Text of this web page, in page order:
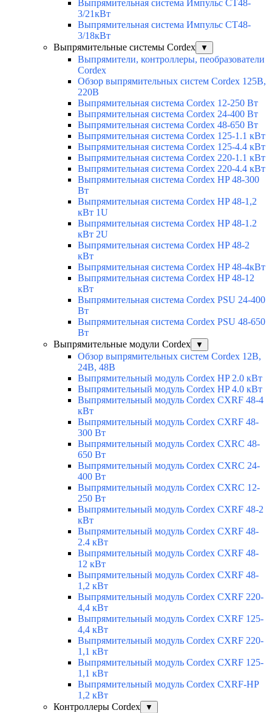
Выпрямительная система Импульс СТ48-
3/21кВт
Выпрямительная система Импульс СТ48-
3/18кВт
Выпрямительные системы Cordex
▼
Выпрямители, контроллеры, пеобразователи
Cordex
Обзор выпрямительных систем Cordex 125В,
220В
Выпрямительная система Cordex 12-250 Вт
Выпрямительная система Cordex 24-400 Вт
Выпрямительная система Cordex 48-650 Вт
Выпрямительная система Cordex 125-1.1 кВт
Выпрямительная система Cordex 125-4.4 кВт
Выпрямительная система Cordex 220-1.1 кВт
Выпрямительная система Cordex 220-4.4 кВт
Выпрямительная система Cordex HP 48-300
Вт
Выпрямительная система Cordex HP 48-1,2
кВт 1U
Выпрямительная система Cordex HP 48-1.2
кВт 2U
Выпрямительная система Cordex HP 48-2
кВт
Выпрямительная система Cordex HP 48-4кВт
Выпрямительная система Cordex HP 48-12
кВт
Выпрямительная система Cordex PSU 24-400
Вт
Выпрямительная система Cordex PSU 48-650
Вт
Выпрямительные модули Cordex
▼
Обзор выпрямительных систем Cordex 12В,
24В, 48В
Выпрямительный модуль Cordex HP 2.0 кВт
Выпрямительный модуль Cordex HP 4.0 кВт
Выпрямительный модуль Cordex CXRF 48-4
кВт
Выпрямительный модуль Cordex CXRF 48-
300 Вт
Выпрямительный модуль Cordex CXRС 48-
650 Вт
Выпрямительный модуль Cordex CXRС 24-
400 Вт
Выпрямительный модуль Cordex CXRС 12-
250 Вт
Выпрямительный модуль Cordex CXRF 48-2
кВт
Выпрямительный модуль Cordex CXRF 48-
2.4 кВт
Выпрямительный модуль Cordex CXRF 48-
12 кВт
Выпрямительный модуль Cordex CXRF 48-
1,2 кВт
Выпрямительный модуль Cordex CXRF 220-
4,4 кВт
Выпрямительный модуль Cordex CXRF 125-
4,4 кВт
Выпрямительный модуль Cordex CXRF 220-
1,1 кВт
Выпрямительный модуль Cordex CXRF 125-
1,1 кВт
Выпрямительный модуль Cordex CXRF-HP
1,2 кВт
Контроллеры Cordex
▼